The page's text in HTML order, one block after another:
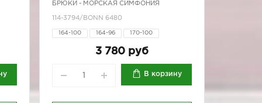
БРЮКИ - МОРСКАЯ СИМФОНИЯ
114-3794/BONN 6480
164-100 164-96 170-100
3 780 руб
В корзину